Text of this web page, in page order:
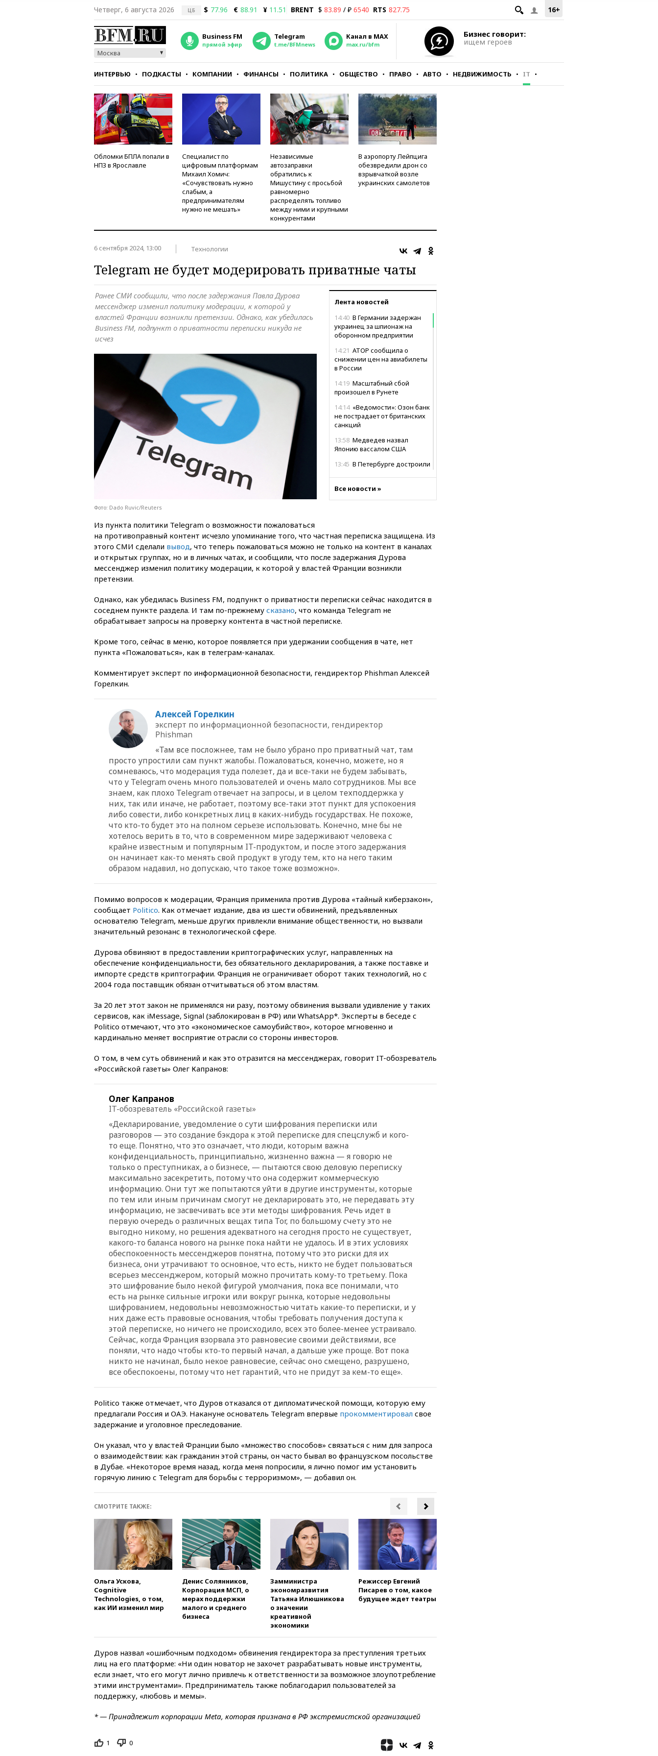
16+
Четверг, 6 августа 2026 ЦБ $ 77.96 € 88.91 ¥ 11.51 BRENT $ 83.89 / ₽ 6540 RTS 827.75
Москва
Business FM
прямой эфир
Telegram
t.me/BFMnews
Канал в MAX
max.ru/bfm
Бизнес говорит:
ищем героев
ИНТЕРВЬЮ ПОДКАСТЫ КОМПАНИИ ФИНАНСЫ ПОЛИТИКА ОБЩЕСТВО ПРАВО АВТО НЕДВИЖИМОСТЬ IT
СТИЛЬ ТЕСТЫ
Обломки БПЛА попали в
НПЗ в Ярославле
Специалист по
цифровым платформам
Михаил Хомич:
«Сочувствовать нужно
слабым, а
предпринимателям
нужно не мешать»
Независимые
автозаправки
обратились к
Мишустину с просьбой
равномерно
распределять топливо
между ними и крупными
конкурентами
В аэропорту Лейпцига
обезвредили дрон со
взрывчаткой возле
украинских самолетов
6 сентября 2024, 13:00 Технологии
Telegram не будет модерировать приватные чаты
Лента новостей
14:40 В Германии задержан
украинец за шпионаж на
оборонном предприятии
14:21 АТОР сообщила о
снижении цен на авиабилеты
в России
14:19 Масштабный сбой
произошел в Рунете
14:14 «Ведомости»: Озон банк
не пострадает от британских
санкций
13:58 Медведев назвал
Японию вассалом США
13:45 В Петербурге достроили
пострадали при наезде
автомобиля на толпу в Омске
13:19 WP: Трамп определился
со своим преемником
факту гибели женщины и
ребенка в Раменском
12:57
пострадали пять человек
отмыванием денег, достигло
рекордного показателя
общественный транспорт
12:15 Иран и Оман
согласовали главные пункты
сделки по открытию
Ормузского пролива
11:58
Politico: США
восстановили обмен
разведданными с Украиной
расширила санкции против
России
обломки БПЛА упали в
11:19 МИД России ответил на
критику мэра Хиросимы в
годовщину ядерной
10:57Оверчук заявил о
сокращении товарооборота
России и Армении на две
трети
сохранить пост
10:38 Роскачество нашло
пяти популярных сетей
произошедшего с Cessna-182
09:59 The Spectator:
отсутствие ракет для Patriot у
Украины приведет к
поражению Киева
09:54
МВД Германии:
инцидент с дроном в
аэропорту Лейпцига —
«сценарий гибридной атаки»
09:32 В Тверской области
обломки дрона повредили
фасад логокомплекса
Wildberries
09:18 В Ярославской области
отражена самая
массированная атака БПЛА
09:16Трамп сообщил об
огромном запасе боеприпасов
в США
08:54В Таиланде сегодня
прощаются с молодыми
россиянами, жестоко убитыми
в Паттайе
08:26Летчики с упавшего
самолета в Приангарье
ушибами
07:40Таджикистан и
SpaceX/Starlink расширяют
07:00Силы ПВО сбили шесть
БПЛА ВСУ, летевших на
Москву
06:25Золото подорожало до
МИД РФ: Казахстан
режима
05:10
Дом детства Нила
Армстронга впервые за 38 лет
выставили на продажу
04:00
Мирошник: России стоит
быть готовой к продолжению
украинского конфликта
03:16
Трамп заявил, что
02:06Лантратова: судьба
области все еще неизвестна
01:10МИД РФ: ЕС пытается
сохранить мобилизационный
ресурс для Украины
после последней операции
историка Артема Кирпиченка
арестовали в Израиле
Все новости »
Ранее СМИ сообщили, что после задержания Павла Дурова
мессенджер изменил политику модерации, к которой у
властей Франции возникли претензии. Однако, как убедилась
Business FM, подпункт о приватности переписки никуда не
исчез
Фото: Dado Ruvic/Reuters
Из пункта политики Telegram о возможности пожаловаться
на противоправный контент исчезло упоминание того, что частная переписка защищена. Из
этого СМИ сделали вывод, что теперь пожаловаться можно не только на контент в каналах
и открытых группах, но и в личных чатах, и сообщили, что после задержания Дурова
мессенджер изменил политику модерации, к которой у властей Франции возникли
претензии.
Однако, как убедилась Business FM, подпункт о приватности переписки сейчас находится в
соседнем пункте раздела. И там по-прежнему сказано, что команда Telegram не
обрабатывает запросы на проверку контента в частной переписке.
Кроме того, сейчас в меню, которое появляется при удержании сообщения в чате, нет
пункта «Пожаловаться», как в телеграм-каналах.
Комментирует эксперт по информационной безопасности, гендиректор Phishman Алексей
Горелкин.
Алексей Горелкин
эксперт по информационной безопасности, гендиректор
Phishman
«Там все посложнее, там не было убрано про приватный чат, там
просто упростили сам пункт жалобы. Пожаловаться, конечно, можете, но я
сомневаюсь, что модерация туда полезет, да и все-таки не будем забывать,
что у Telegram очень много пользователей и очень мало сотрудников. Мы все
знаем, как плохо Telegram отвечает на запросы, и в целом техподдержка у
них, так или иначе, не работает, поэтому все-таки этот пункт для успокоения
либо совести, либо конкретных лиц в каких-нибудь государствах. Не похоже,
что кто-то будет это на полном серьезе использовать. Конечно, мне бы не
хотелось верить в то, что в современном мире задерживают человека с
крайне известным и популярным IT-продуктом, и после этого задержания
он начинает как-то менять свой продукт в угоду тем, кто на него таким
образом надавил, но допускаю, что такое тоже возможно».
Помимо вопросов к модерации, Франция применила против Дурова «тайный киберзакон»,
сообщает Politico. Как отмечает издание, два из шести обвинений, предъявленных
основателю Telegram, меньше других привлекли внимание общественности, но вызвали
значительный резонанс в технологической сфере.
Дурова обвиняют в предоставлении криптографических услуг, направленных на
обеспечение конфиденциальности, без обязательного декларирования, а также поставке и
импорте средств криптографии. Франция не ограничивает оборот таких технологий, но с
2004 года поставщик обязан отчитываться об этом властям.
За 20 лет этот закон не применялся ни разу, поэтому обвинения вызвали удивление у таких
сервисов, как iMessage, Signal (заблокирован в РФ) или WhatsApp*. Эксперты в беседе с
Politico отмечают, что это «экономическое самоубийство», которое мгновенно и
кардинально меняет восприятие отрасли со стороны инвесторов.
О том, в чем суть обвинений и как это отразится на мессенджерах, говорит IT-обозреватель
«Российской газеты» Олег Капранов:
Олег Капранов
IT-обозреватель «Российской газеты»
«Декларирование, уведомление о сути шифрования переписки или
разговоров — это создание бэкдора к этой переписке для спецслужб и кого-
то еще. Понятно, что это означает, что люди, которым важна
конфиденциальность, принципиально, жизненно важна — я говорю не
только о преступниках, а о бизнесе, — пытаются свою деловую переписку
максимально засекретить, потому что она содержит коммерческую
информацию. Они тут же попытаются уйти в другие инструменты, которые
по тем или иным причинам смогут не декларировать это, не передавать эту
информацию, не засвечивать все эти методы шифрования. Речь идет в
первую очередь о различных вещах типа Tor, по большому счету это не
выгодно никому, но решения адекватного на сегодня просто не существует,
какого-то баланса нового на рынке пока найти не удалось. И в этих условиях
обеспокоенность мессенджеров понятна, потому что это риски для их
бизнеса, они утрачивают то основное, что есть, никто не будет пользоваться
всерьез мессенджером, который можно прочитать кому-то третьему. Пока
это шифрование было некой фигурой умолчания, пока все понимали, что
есть на рынке сильные игроки или вокруг рынка, которые недовольны
шифрованием, недовольны невозможностью читать какие-то переписки, и у
них даже есть правовые основания, чтобы требовать получения доступа к
этой переписке, но ничего не происходило, всех это более-менее устраивало.
Сейчас, когда Франция взорвала это равновесие своими действиями, все
поняли, что надо чтобы кто-то первый начал, а дальше уже проще. Вот пока
никто не начинал, было некое равновесие, сейчас оно смещено, разрушено,
все обеспокоены, потому что нет гарантий, что не придут за кем-то еще».
Politico также отмечает, что Дуров отказался от дипломатической помощи, которую ему
предлагали Россия и ОАЭ. Накануне основатель Telegram впервые прокомментировал свое
задержание и уголовное преследование.
Он указал, что у властей Франции было «множество способов» связаться с ним для запроса
о взаимодействии: как гражданин этой страны, он часто бывал во французском посольстве
в Дубае. «Некоторое время назад, когда меня попросили, я лично помог им установить
горячую линию с Telegram для борьбы с терроризмом», — добавил он.
СМОТРИТЕ ТАКЖЕ:
Ольга Ускова,
Cognitive
Technologies, о том,
как ИИ изменил мир
Денис Солянников,
Корпорация МСП, о
мерах поддержки
малого и среднего
бизнеса
Замминистра
экономразвития
Татьяна Илюшникова
о значении
креативной
экономики
Режиссер Евгений
Писарев о том, какое
будущее ждет театры
Дуров назвал «ошибочным подходом» обвинения гендиректора за преступления третьих
лиц на его платформе: «Ни один новатор не захочет разрабатывать новые инструменты,
если знает, что его могут лично привлечь к ответственности за возможное злоупотребление
этими инструментами». Предприниматель также поблагодарил пользователей за
поддержку, «любовь и мемы».
* — Принадлежит корпорации Meta, которая признана в РФ экстремистской организацией
1 0